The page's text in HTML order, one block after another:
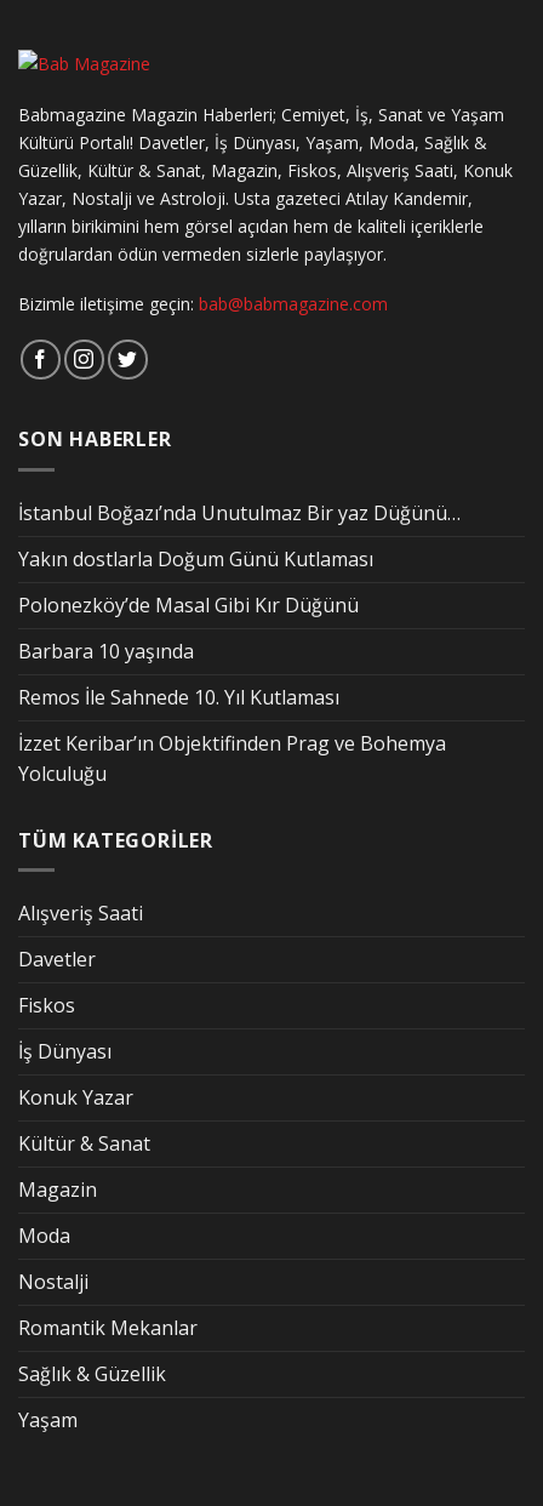
Babmagazine Magazin Haberleri; Cemiyet, İş, Sanat ve Yaşam
Kültürü Portalı! Davetler, İş Dünyası, Yaşam, Moda, Sağlık &
Güzellik, Kültür & Sanat, Magazin, Fiskos, Alışveriş Saati, Konuk
Yazar, Nostalji ve Astroloji. Usta gazeteci Atılay Kandemir,
yılların birikimini hem görsel açıdan hem de kaliteli içeriklerle
doğrulardan ödün vermeden sizlerle paylaşıyor.
Bizimle iletişime geçin: bab@babmagazine.com
SON HABERLER
İstanbul Boğazı’nda Unutulmaz Bir yaz Düğünü…
Yakın dostlarla Doğum Günü Kutlaması
Polonezköy’de Masal Gibi Kır Düğünü
Barbara 10 yaşında
Remos İle Sahnede 10. Yıl Kutlaması
İzzet Keribar’ın Objektifinden Prag ve Bohemya
Yolculuğu
TÜM KATEGORİLER
Alışveriş Saati
Davetler
Fiskos
İş Dünyası
Konuk Yazar
Kültür & Sanat
Magazin
Moda
Nostalji
Romantik Mekanlar
Sağlık & Güzellik
Yaşam